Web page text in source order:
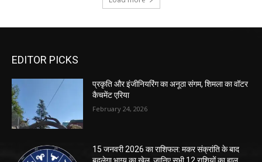
EDITOR PICKS
प्रकृति और इंजीनियरिंग का अनूठा संगम, शिमला का वॉटर
कैचमेंट एरिया
February 24, 2026
15 जनवरी 2026 का राशिफल: मकर संक्रांति के बाद